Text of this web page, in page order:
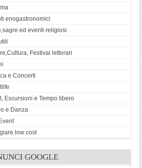
enogastronomici
ed eventi religiosi
Festival letterari
e Concerti
Escursioni e Tempo libero
e Danza
low cost
GOOGLE